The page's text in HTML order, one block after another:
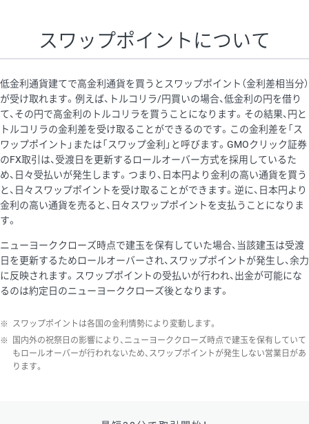
スワップポイントについて
低金利通貨建てで高金利通貨を買うとスワップポイント（金利差相当分）
が受け取れます。例えば、トルコリラ/円買いの場合、低金利の円を借り
て、その円で高金利のトルコリラを買うことになります。その結果、円と
トルコリラの金利差を受け取ることができるのです。この金利差を「ス
ワップポイント」または「スワップ金利」と呼びます。GMOクリック証券
のFX取引は、受渡日を更新するロールオーバー方式を採用しているた
め、日々受払いが発生します。つまり、日本円より金利の高い通貨を買う
と、日々スワップポイントを受け取ることができます。逆に、日本円より
金利の高い通貨を売ると、日々スワップポイントを支払うことになりま
す。
ニューヨーククローズ時点で建玉を保有していた場合、当該建玉は受渡
日を更新するためロールオーバーされ、スワップポイントが発生し、余力
に反映されます。スワップポイントの受払いが行われ、出金が可能にな
るのは約定日のニューヨーククローズ後となります。
※ スワップポイントは各国の金利情勢により変動します。
※
国内外の祝祭日の影響により、ニューヨーククローズ時点で建玉を保有していて
もロールオーバーが行われないため、スワップポイントが発生しない営業日があ
ります。